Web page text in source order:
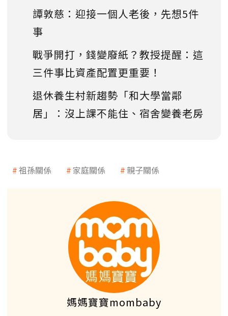
譚敦慈：迎接一個人老後，先想5件
事
戰爭開打，錢變廢紙？教授提醒：這
三件事比資產配置更重要！
退休養生村新趨勢「和大學當鄰
居」：沒上課不能住、宿舍變養老房
祖孫關係 家庭關係 親子關係
媽媽寶寶mombaby